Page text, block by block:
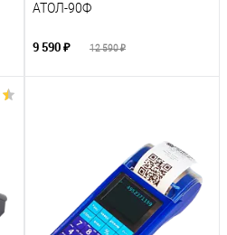
АТОЛ-90Ф
9 590 ₽ 12 590 ₽